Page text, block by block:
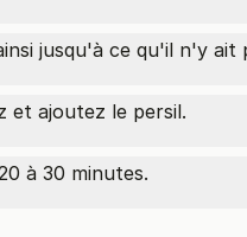
jusqu'à ce qu'il n'y ait
et ajoutez le persil.
à 30 minutes.